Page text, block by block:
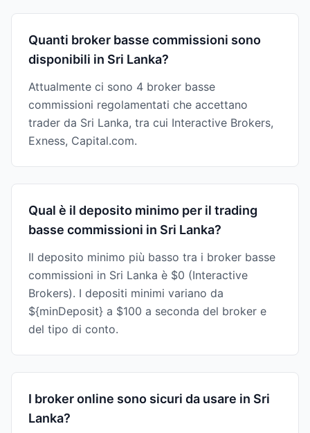
Quanti broker basse commissioni sono
disponibili in Sri Lanka?
Attualmente ci sono 4 broker basse
commissioni regolamentati che accettano
trader da Sri Lanka, tra cui Interactive Brokers,
Exness, Capital.com.
Qual è il deposito minimo per il trading
basse commissioni in Sri Lanka?
Il deposito minimo più basso tra i broker basse
commissioni in Sri Lanka è $0 (Interactive
Brokers). I depositi minimi variano da
${minDeposit} a $100 a seconda del broker e
del tipo di conto.
I broker online sono sicuri da usare in Sri
Lanka?